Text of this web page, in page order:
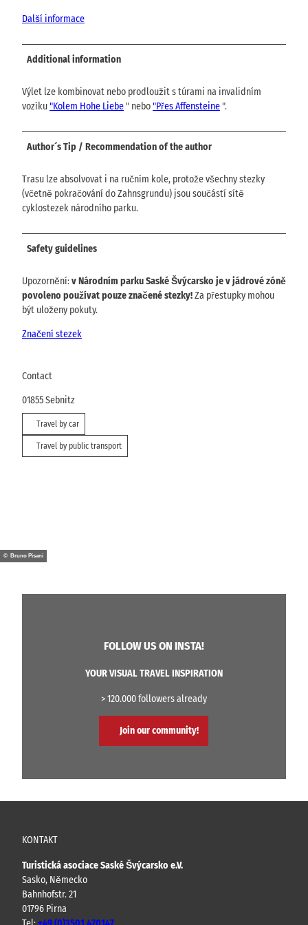
Další informace
Additional information
Výlet lze kombinovat nebo prodloužit s túrami na invalidním
vozíku"Kolem Hohe Liebe" nebo"Přes Affensteine".
Author´s Tip / Recommendation of the author
Trasu lze absolvovat i na ručním kole, protože všechny stezky
(včetně pokračování do Zahnsgrundu) jsou součástí sítě
cyklostezek národního parku.
Safety guidelines
Upozornění:v Národním parku Saské Švýcarsko je v jádrové zóně
povoleno používat pouze značené stezky!Za přestupky mohou
být uloženy pokuty.
Značení stezek
Contact
01855Sebnitz
Travel by car
Travel by public transport
© Bruno Pisani
FOLLOW US ON INSTA!
YOUR VISUAL TRAVEL INSPIRATION
> 120.000 followers already
Join our community!
KONTAKT
Turistická asociace Saské Švýcarsko e.V.
Sasko, Německo
Bahnhofstr. 21
01796 Pirna